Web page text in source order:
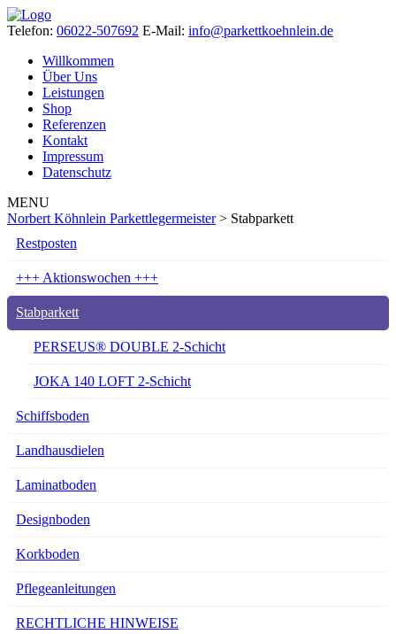
Telefon: 06022-507692 E-Mail: info@parkettkoehnlein.de
Willkommen
Über Uns
Leistungen
Shop
Referenzen
Kontakt
Impressum
Datenschutz
MENU
Norbert Köhnlein Parkettlegermeister> Stabparkett
Restposten
+++ Aktionswochen +++
Stabparkett
PERSEUS® DOUBLE 2-Schicht
JOKA 140 LOFT 2-Schicht
Schiffsboden
Landhausdielen
Laminatboden
Designboden
Korkboden
Pflegeanleitungen
RECHTLICHE HINWEISE